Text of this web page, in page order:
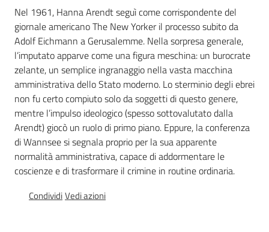
Assemblea
legislativa
Nel 1961, Hanna Arendt seguì come corrispondente del
giornale americano The New Yorker il processo subito da
Adolf Eichmann a Gerusalemme. Nella sorpresa generale,
l’imputato apparve come una figura meschina: un burocrate
zelante, un semplice ingranaggio nella vasta macchina
amministrativa dello Stato moderno. Lo sterminio degli ebrei
non fu certo compiuto solo da soggetti di questo genere,
mentre l’impulso ideologico (spesso sottovalutato dalla
Arendt) giocò un ruolo di primo piano. Eppure, la conferenza
di Wannsee si segnala proprio per la sua apparente
normalità amministrativa, capace di addormentare le
coscienze e di trasformare il crimine in routine ordinaria.
CondividiVedi azioni